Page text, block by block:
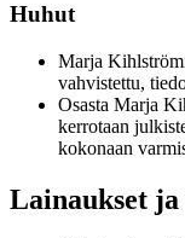
Huhut
Marja
vahvistettu,
Osasta Marja
kerrotaan
kokonaan
Lainaukset